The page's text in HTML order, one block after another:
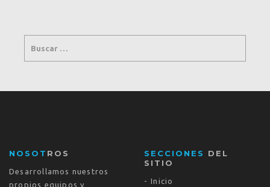
NOSOT ROS
Desarrollamos nuestros
propios equipos y
SECCIONES DEL
SITIO
Inicio